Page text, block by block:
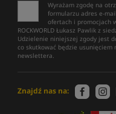
Wyrażam zgodę na
formularzu adres e-
ofertach i promocjach
ROCKWORLD Łukasz Pawlik z
Udzielenie niniejszej zgody jest
co skutkować będzie
newslettera.
Znajdź nas na: